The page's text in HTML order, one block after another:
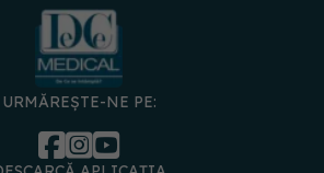
URMĂREȘTE-NE PE:
DESCARCĂ APLICAȚIA